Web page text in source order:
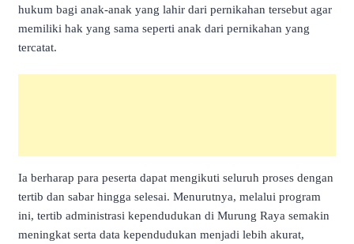
hukum bagi anak-anak yang lahir dari pernikahan tersebut agar
memiliki hak yang sama seperti anak dari pernikahan yang
tercatat.
Ia berharap para peserta dapat mengikuti seluruh proses dengan
tertib dan sabar hingga selesai. Menurutnya, melalui program
ini, tertib administrasi kependudukan di Murung Raya semakin
meningkat serta data kependudukan menjadi lebih akurat,